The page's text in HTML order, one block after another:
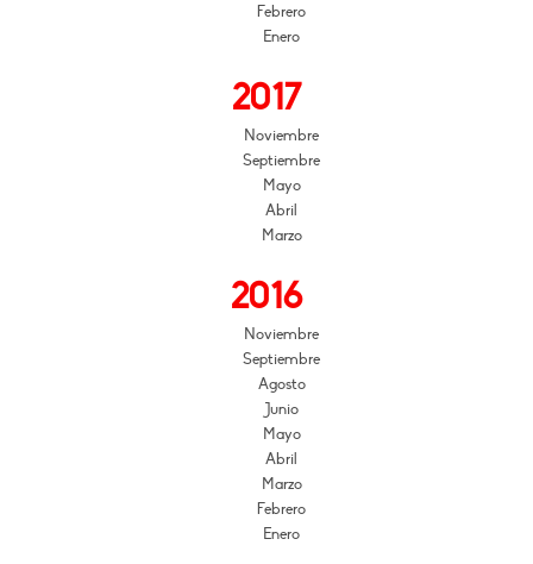
Febrero
Enero
2017
Noviembre
Septiembre
Mayo
Abril
Marzo
2016
Noviembre
Septiembre
Agosto
Junio
Mayo
Abril
Marzo
Febrero
Enero